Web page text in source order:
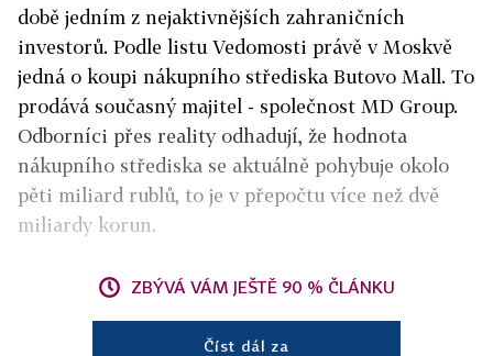
době jedním z nejaktivnějších zahraničních
investorů. Podle listu Vedomosti právě v Moskvě
jedná o koupi nákupního střediska Butovo Mall. To
prodává současný majitel - společnost MD Group.
Odborníci přes reality odhadují, že hodnota
nákupního střediska se aktuálně pohybuje okolo
pěti miliard rublů, to je v přepočtu více než dvě
miliardy korun.
ZBÝVÁ VÁM JEŠTĚ 90 % ČLÁNKU
Číst dál za